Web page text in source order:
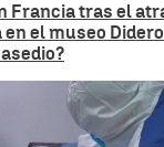
Francia tras el
en el museo